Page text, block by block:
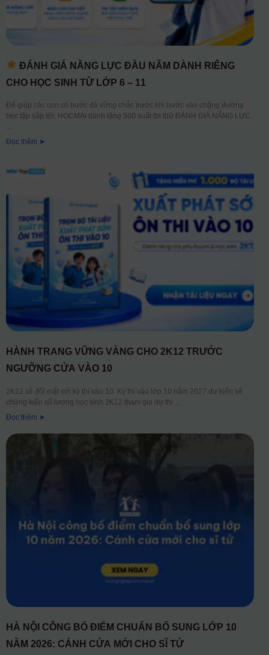
ĐÁNH GIÁ NĂNG LỰC ĐẦU NĂM DÀNH RIÊNG
CHO HỌC SINH TỪ LỚP 6 – 11
Để giúp các con có bước đà vững chắc trước khi bước vào chặng đường
học tập sắp tới, HOCMAI dành tặng 500 suất thi thử ĐÁNH GIÁ NĂNG LỰC.
Đọc thêm ➤
HÀNH TRANG VỮNG VÀNG CHO 2K12 TRƯỚC
NGƯỠNG CỬA VÀO 10
2K12 sẽ đối mặt với kỳ thi vào 10 Kỳ thi vào lớp 10 năm 2027 dự kiến sẽ
chứng kiến số lượng học sinh 2K12 tham gia dự thi
Đọc thêm ➤
HÀ NỘI CÔNG BỐ ĐIỂM CHUẨN BỔ SUNG LỚP 10
NĂM 2026: CÁNH CỬA MỚI CHO SĨ TỬ